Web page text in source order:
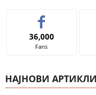
36,000
Fans
НАЈНОВИ АРТИКЛИ